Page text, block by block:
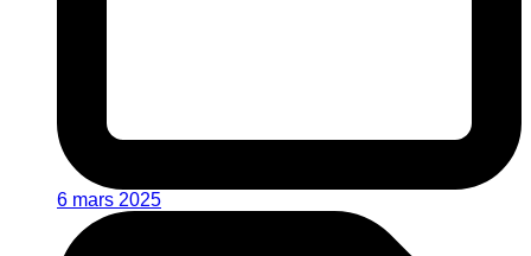
6 mars 2025